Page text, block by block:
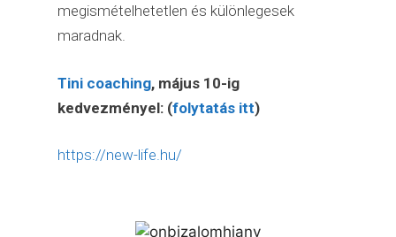
megismételhetetlen és különlegesek
maradnak.
Tini coaching, május 10-ig
kedvezményel: (folytatás itt)
https://new-life.hu/